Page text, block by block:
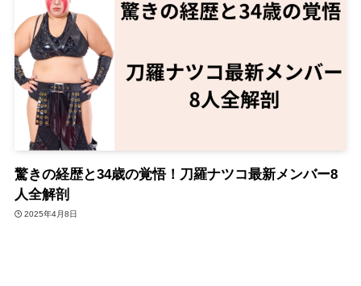
驚きの経歴と34歳の覚悟！刀羅ナツコ最新メンバー8
人全解剖
2025年4月8日